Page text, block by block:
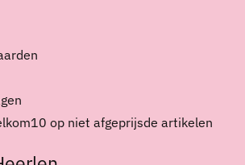
op niet afgeprijsde artikelen